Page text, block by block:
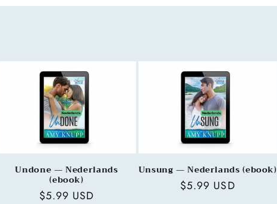
Undone — Nederlands
(ebook)
Regular
$5.99 USD
Unsung — Nederlands (ebook)
Regular
$5.99 USD